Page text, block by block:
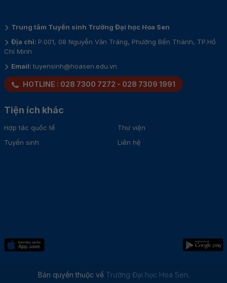
Trung tâm Tuyển sinh Trường Đại học Hoa Sen
Địa chỉ: P.001, 08 Nguyễn Văn Tráng, Phường Bến Thành, TP.Hồ
Chí Minh
Email:tuyensinh@hoasen.edu.vn
HOTLINE : 028 7300 7272 - 028 7309 1991
Tiện ích khác
Hợp tác quốc tế
Tuyển sinh
Thư viện
Liên hệ
Bản quyền thuộc về Trường Đại học Hoa Sen.